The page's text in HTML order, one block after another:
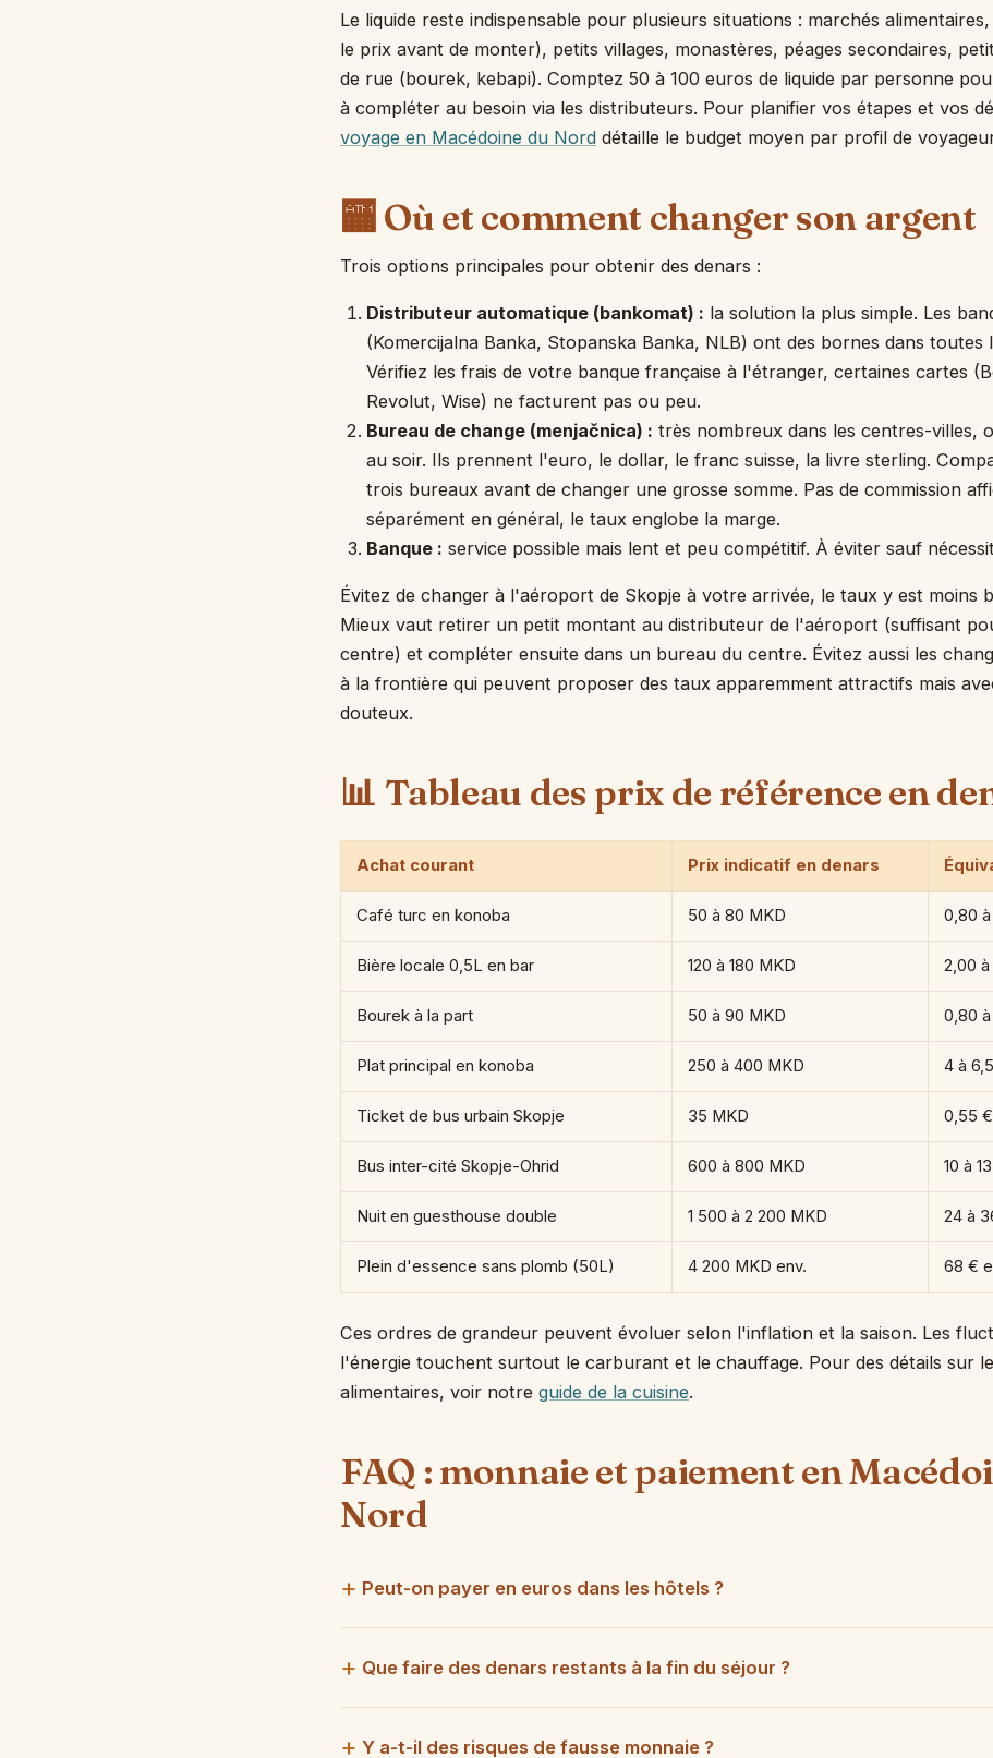
Le liquide reste indispensable pour plusieurs situations : marchés
le prix avant de monter), petits villages, monastères, péages secondaires,
de rue (bourek, kebapi). Comptez 50 à 100 euros de liquide par personne
à compléter au besoin via les distributeurs. Pour planifier vos étapes et vos
voyage en Macédoine du Nord détaille le budget moyen par profil de
🏧 Où et comment changer son argent
Trois options principales pour obtenir des denars :
Distributeur automatique (bankomat) : la solution la plus simple. Les
(Komercijalna Banka, Stopanska Banka, NLB) ont des bornes dans toutes
Vérifiez les frais de votre banque française à l'étranger, certaines cartes
Revolut, Wise) ne facturent pas ou peu.
Bureau de change (menjačnica) : très nombreux dans les centres-villes,
au soir. Ils prennent l'euro, le dollar, le franc suisse, la livre sterling.
trois bureaux avant de changer une grosse somme. Pas de commission
séparément en général, le taux englobe la marge.
Banque : service possible mais lent et peu compétitif. À éviter sauf
Évitez de changer à l'aéroport de Skopje à votre arrivée, le taux y est moins
Mieux vaut retirer un petit montant au distributeur de l'aéroport (suffisant
centre) et compléter ensuite dans un bureau du centre. Évitez aussi les
à la frontière qui peuvent proposer des taux apparemment attractifs mais
douteux.
📊 Tableau des prix de référence en
Achat courant Prix indicatif en denars
Café turc en konoba 50 à 80 MKD 0,80
Bière locale 0,5L en bar 120 à 180 MKD 2,00
Bourek à la part 50 à 90 MKD 0,80
Plat principal en konoba 250 à 400 MKD 4 à
Ticket de bus urbain Skopje 35 MKD 0,55 €
Bus inter-cité Skopje-Ohrid 600 à 800 MKD 10 à
Nuit en guesthouse double 1 500 à 2 200 MKD 24 à
Plein d'essence sans plomb (50L) 4 200 MKD env. 68 €
Ces ordres de grandeur peuvent évoluer selon l'inflation et la saison. Les
l'énergie touchent surtout le carburant et le chauffage. Pour des détails sur
alimentaires, voir notre guide de la cuisine.
FAQ : monnaie et paiement en
Nord
Peut-on payer en euros dans les hôtels ?
Que faire des denars restants à la fin du séjour ?
Y a-t-il des risques de fausse monnaie ?